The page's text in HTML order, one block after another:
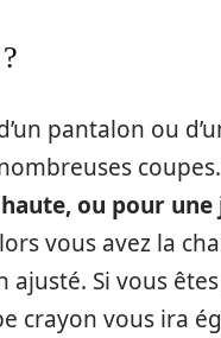
pantalon ou
ou pour une
vous avez la
Si vous
crayon vous ira